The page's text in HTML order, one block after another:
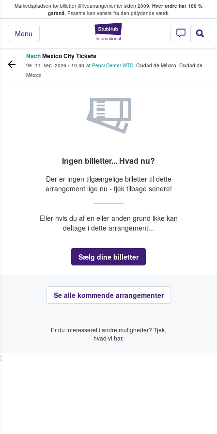
Markedspladsen for billetter til livearrangementer siden 2009. Hver ordre har 100 %
garanti.Priserne kan variere fra den pålydende værdi.
StubHub - Hvor
Menu
køber og sælger billetter
NachMexico City Tickets
fre. 11. sep. 2026 • 19.30 at Pepsi Center WTC, Ciudad de México, Ciudad de
México
Ingen billetter... Hvad nu?
Der er ingen tilgængelige billetter til dette
arrangement lige nu - tjek tilbage senere!
Eller hvis du af en eller anden grund ikke kan
deltage i dette arrangement...
Sælg dine billetter
Se alle kommende arrangementer
Er du interesseret i andre muligheder? Tjek,
hvad vi har.
;